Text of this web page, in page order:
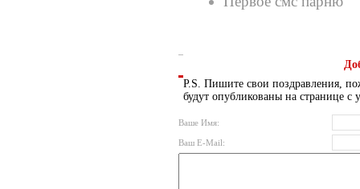
P.S. Пишите свои поздравления,
будут опубликованы на странице с
Ваше Имя:
Ваш E-Mail: